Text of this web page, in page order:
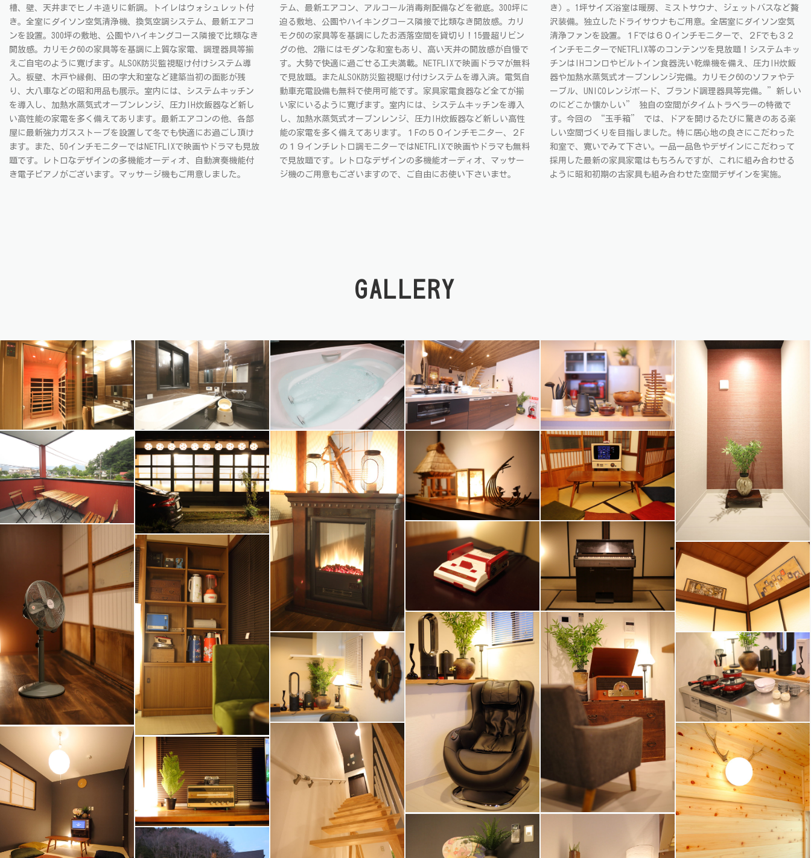
槽、壁、天井までヒノキ造りに新調。トイレはウォシュレット付
き。全室にダイソン空気清浄機、換気空調システム、最新エアコ
ンを設置。300坪の敷地、公園やハイキングコース隣接で比類なき
開放感。カリモク60の家具等を基調に上質な家電、調理器具等揃
えご自宅のように寛げます。ALSOK防災監視駆け付けシステム導
入。板壁、木戸や縁側、田の字大和室など建築当初の面影が残
り、大八車などの昭和用品も展示。室内には、システムキッチン
を導入し、加熱水蒸気式オーブンレンジ、圧力IH炊飯器など新し
い高性能の家電を多く備えてあります。最新エアコンの他、各部
屋に最新強力ガスストーブを設置して冬でも快適にお過ごし頂け
ます。また、50インチモニターではNETFLIXで映画やドラマも見放
題です。レトロなデザインの多機能オーディオ、自動演奏機能付
き電子ピアノがございます。マッサージ機もご用意しました。
テム、最新エアコン、アルコール消毒剤配備などを徹底。300坪に
迫る敷地、公園やハイキングコース隣接で比類なき開放感。カリ
モク60の家具等を基調にしたお洒落空間を貸切り！15畳超リビン
グの他、2階にはモダンな和室もあり、高い天井の開放感が自慢で
す。大勢で快適に過ごせる工夫満載。NETFLIXで映画ドラマが無料
で見放題。またALSOK防災監視駆け付けシステムを導入済。電気自
動車充電設備も無料で使用可能です。家具家電食器など全てが揃
い家にいるように寛げます。室内には、システムキッチンを導入
し、加熱水蒸気式オーブンレンジ、圧力IH炊飯器など新しい高性
能の家電を多く備えてあります。１Fの５０インチモニター、２F
の１９インチレトロ調モニターではNETFLIXで映画やドラマも無料
で見放題です。レトロなデザインの多機能オーディオ、マッサー
ジ機のご用意もございますので、ご自由にお使い下さいませ。
き）。1坪サイズ浴室は暖房、ミストサウナ、ジェットバスなど贅
沢装備。独立したドライサウナもご用意。全居室にダイソン空気
清浄ファンを設置。１Fでは６０インチモニターで、２Fでも３２
インチモニターでNETFLIX等のコンテンツを見放題！システムキッ
チンはIHコンロやビルトイン食器洗い乾燥機を備え、圧力IH炊飯
器や加熱水蒸気式オーブンレンジ完備。カリモク60のソファやテ
ーブル、UNICOレンジボード、ブランド調理器具等完備。”新しい
のにどこか懐かしい” 独自の空間がタイムトラベラーの特徴で
す。今回の “玉手箱” では、ドアを開けるたびに驚きのある楽
しい空間づくりを目指しました。特に居心地の良さにこだわった
和室で、寛いでみて下さい。一品一品色やデザインにこだわって
採用した最新の家具家電はもちろんですが、これに組み合わせる
ように昭和初期の古家具も組み合わせた空間デザインを実施。
GALLERY